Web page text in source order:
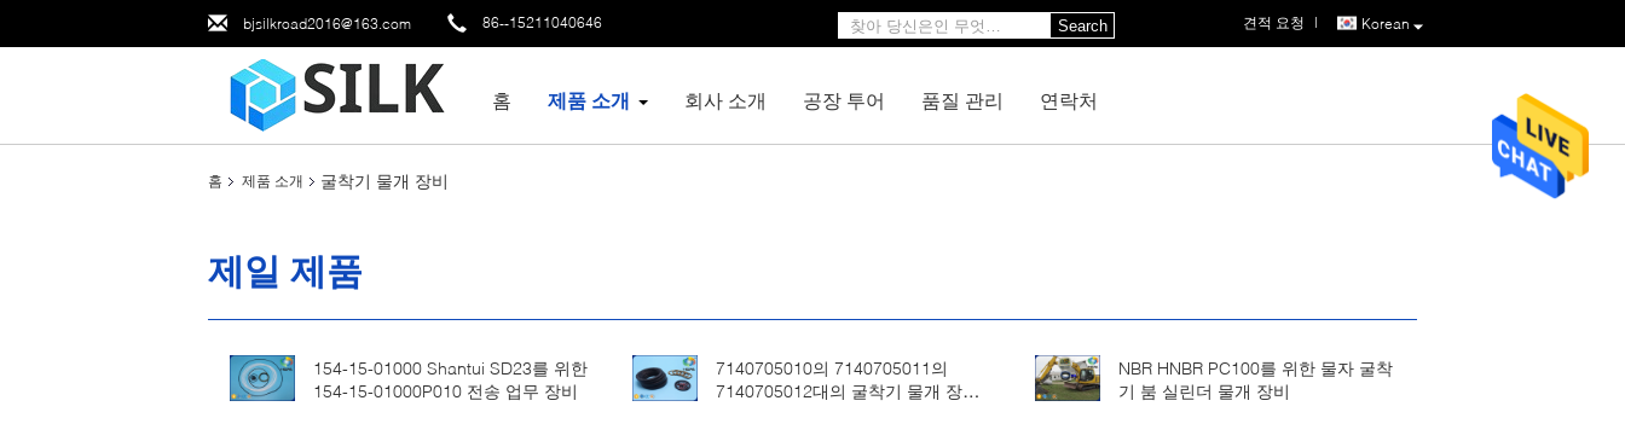
bjsilkroad2016@163.com 86--15211040646 Korean
견적 요청 |
Search
홈 제품 소개 회사 소개 공장 투어 품질 관리 연락처
홈 제품 소개 굴착기 물개 장비
제일 제품
154-15-01000 Shantui SD23를 위한
154-15-01000P010 전송 업무 장비
7140705010의 7140705011의
7140705012대의 굴착기 물개 장비
NBR HNBR PC100를 위한 물자 굴착
기 붐 실린더 물개 장비